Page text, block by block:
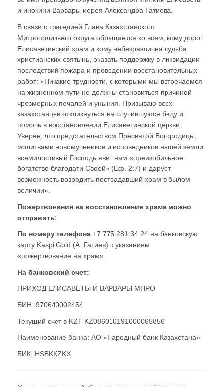
и инокини Варвары иерея Александра Гатиева.
В связи с трагедией Глава Казахстанского
Митрополичьего округа обращается ко всем, кому дорог
Елисаветинский храм и кому небезразлична судьба
христианских святынь, оказать поддержку в ликвидации
последствий пожара и проведении восстановительных
работ: «Никакие трудности, с которыми мы встречаемся
на жизненном пути не должны становиться причиной
чрезмерных печалей и уныния. Призываю всех
казахстанцев откликнуться на случившуюся беду и
помочь в восстановлении Елисаветинской церкви.
Уверен, что предстательством Пресвятой Богородицы,
молитвами новомучеников и исповедников нашей земли
всемилостивый Господь явит нам «преизобильное
богатство благодати Своей» (Еф. 2:7) и дарует
возможность возродить пострадавший храм в былом
величии».
Пожертвования на восстановление храма можно
отправить:
По номеру телефона +7 775 281 34 24 на банковскую
карту Kaspi Gold (А. Гатиев) с указанием
«пожертвование на храм».
На банковский счет:
ПРИХОД ЕЛИСАВЕТЫ И ВАРВАРЫ МПРО
БИН: 970640002454
Текущий счет в KZT KZ086010191000065856
Наименование банка: АО «Народный банк Казахстана»
БИК: HSBKKZKX